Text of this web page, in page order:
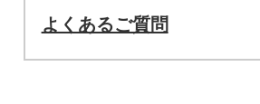
よくあるご質問